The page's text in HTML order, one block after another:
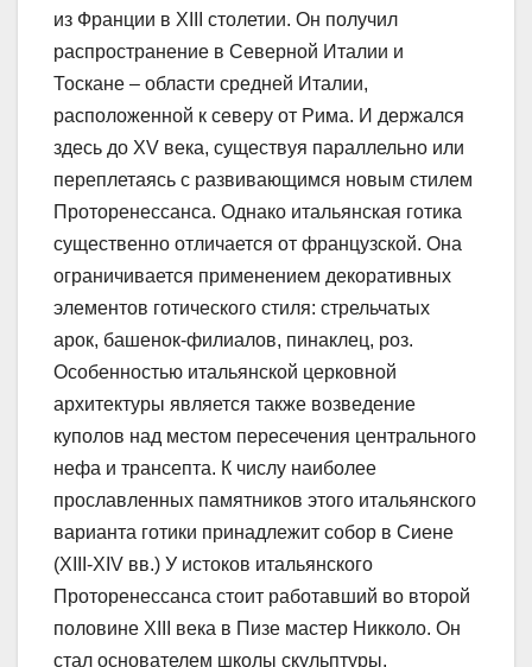
из Франции в XIII столетии. Он получил
распространение в Северной Италии и
Тоскане – области средней Италии,
расположенной к северу от Рима. И держался
здесь до XV века, существуя параллельно или
переплетаясь с развивающимся новым стилем
Проторенессанса. Однако итальянская готика
существенно отличается от французской. Она
ограничивается применением декоративных
элементов готического стиля: стрельчатых
арок, башенок-филиалов, пинаклец, роз.
Особенностью итальянской церковной
архитектуры является также возведение
куполов над местом пересечения центрального
нефа и трансепта. К числу наиболее
прославленных памятников этого итальянского
варианта готики принадлежит собор в Сиене
(XIII-XIV вв.) У истоков итальянского
Проторенессанса стоит работавший во второй
половине XIII века в Пизе мастер Никколо. Он
стал основателем школы скульптуры,